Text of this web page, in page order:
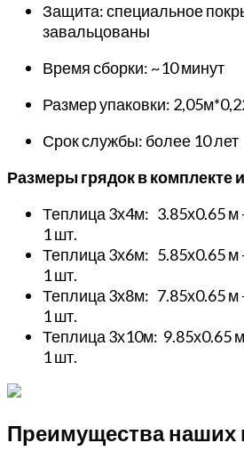
Защита: специальное
завальцованы
Время сборки: ~10 минут
Размер упаковки:
Срок службы: более 10 лет
Размеры грядок в комплекте
Теплица 3х4м: 3.85х0.65 м
1 шт.
Теплица 3х6м: 5.85х0.65 м
1 шт.
Теплица 3х8м: 7.85х0.65 м
1 шт.
Теплица 3х10м: 9.85х0.65
1 шт.
Преимущества наших